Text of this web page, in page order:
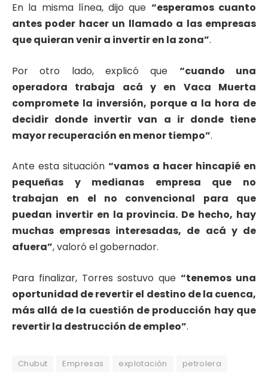
En la misma línea, dijo que “esperamos cuanto
antes poder hacer un llamado a las empresas
que quieran venir a invertir en la zona”.
Por otro lado, explicó que “cuando una
operadora trabaja acá y en Vaca Muerta
compromete la inversión, porque a la hora de
decidir donde invertir van a ir donde tiene
mayor recuperación en menor tiempo”.
Ante esta situación“vamos a hacer hincapié en
pequeñas y medianas empresa que no
trabajan en el no convencional para que
puedan invertir en la provincia. De hecho, hay
muchas empresas interesadas, de acá y de
afuera”, valoró el gobernador.
Para finalizar, Torres sostuvo que“tenemos una
oportunidad de revertir el destino de la cuenca,
más allá de la cuestión de producción hay que
revertir la destrucción de empleo”.
Chubut Empresas explotación petrolera